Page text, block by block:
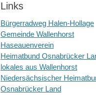
Links
Bürgerradweg Halen-Hollage
Gemeinde Wallenhorst
Haseauenverein
Heimatbund Osnabrücker
lokales aus Wallenhorst
Niedersächsischer
Osnabrücker Land